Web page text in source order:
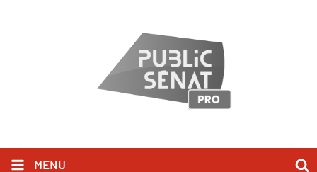
MENU